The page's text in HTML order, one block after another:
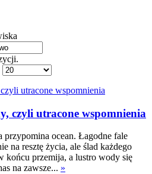
czyli utracone wspomnienia
przypomina ocean. Łagodne fale
na resztę życia, ale ślad każdego
końcu przemija, a lustro wody się
na zawsze... »